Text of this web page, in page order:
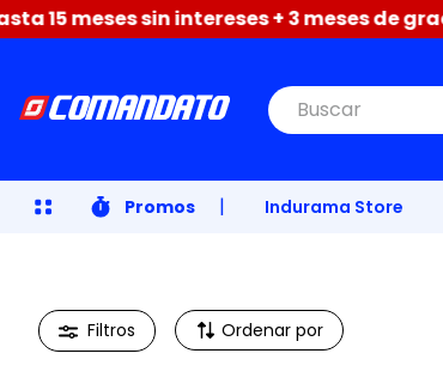
meses sin intereses + 3 meses de
Buscar
Promos | Indurama Store
Ordenar por